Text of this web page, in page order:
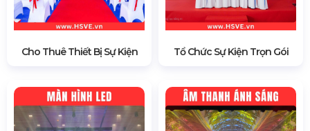
Cho Thuê Thiết Bị Sự Kiện Tổ Chức Sự Kiện Trọn Gói